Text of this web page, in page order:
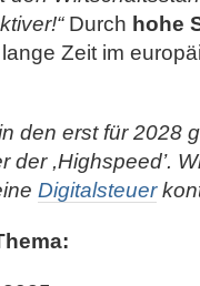
Durch hohe
Zeit im
den erst für 2028
der ,Highspeed’.
Digitalsteuer